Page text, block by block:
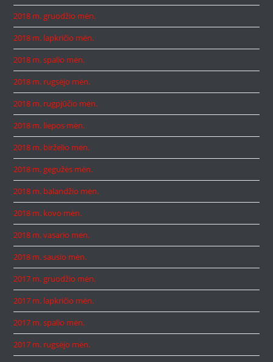
2018 m. gruodžio mėn.
2018 m. lapkričio mėn.
2018 m. spalio mėn.
2018 m. rugsėjo mėn.
2018 m. rugpjūčio mėn.
2018 m. liepos mėn.
2018 m. birželio mėn.
2018 m. gegužės mėn.
2018 m. balandžio mėn.
2018 m. kovo mėn.
2018 m. vasario mėn.
2018 m. sausio mėn.
2017 m. gruodžio mėn.
2017 m. lapkričio mėn.
2017 m. spalio mėn.
2017 m. rugsėjo mėn.